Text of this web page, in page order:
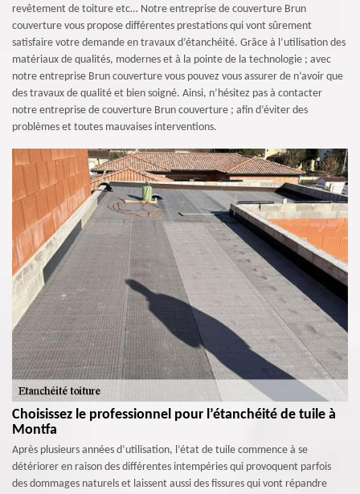
revêtement de toiture etc… Notre entreprise de couverture Brun
couverture vous propose différentes prestations qui vont sûrement
satisfaire votre demande en travaux d’étanchéité. Grâce à l’utilisation des
matériaux de qualités, modernes et à la pointe de la technologie ; avec
notre entreprise Brun couverture vous pouvez vous assurer de n’avoir que
des travaux de qualité et bien soigné. Ainsi, n’hésitez pas à contacter
notre entreprise de couverture Brun couverture ; afin d’éviter des
problèmes et toutes mauvaises interventions.
Choisissez le professionnel pour l’étanchéité de tuile à
Montfa
Après plusieurs années d’utilisation, l’état de tuile commence à se
détériorer en raison des différentes intempéries qui provoquent parfois
des dommages naturels et laissent aussi des fissures qui vont répandre